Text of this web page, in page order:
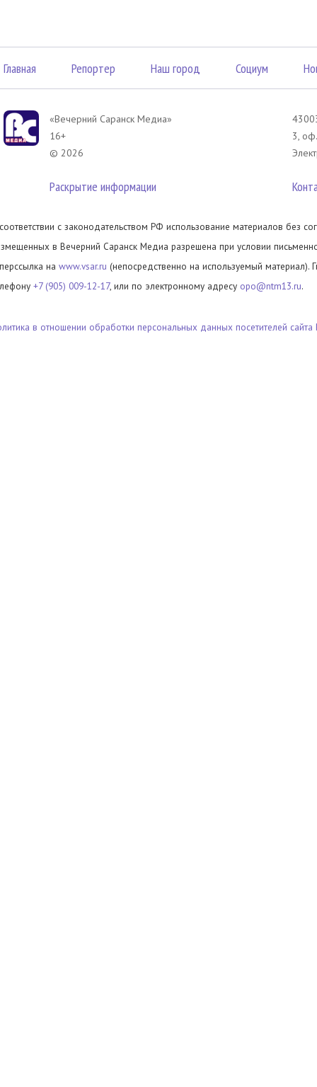
Главная Репортер Наш город Социум
«Вечерний Саранск Mедиа»
16+
© 2026
Раскрытие информации
3,
с законодательством РФ использование материалов без
в Вечерний Саранск Медиа разрешена при условии
на www.vsar.ru (непосредственно на используемый материал).
+7 (905) 009-12-17, или по электронному адресу opo@ntm13.ru.
в отношении обработки персональных данных посетителей